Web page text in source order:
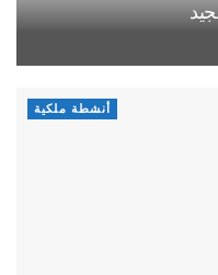
أنشطة ملكية